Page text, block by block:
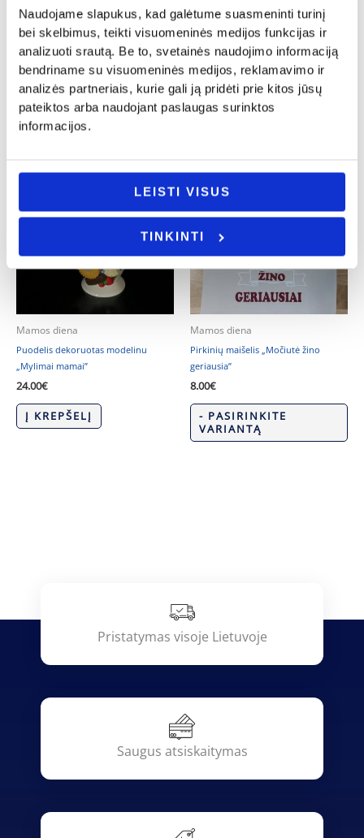
Naudojame slapukus, kad galėtume suasmeninti turinį
bei skelbimus, teikti visuomeninės medijos funkcijas ir
analizuoti srautą. Be to, svetainės naudojimo informaciją
bendriname su visuomeninės medijos, reklamavimo ir
analizės partneriais, kurie gali ją pridėti prie kitos jūsų
pateiktos arba naudojant paslaugas surinktos
informacijos.
LEISTI VISUS
TINKINTI
Šaukšteliai dekoruoti modelinu
„Mamos dienos proga”
9.00€
- PASIRINKITE
VARIANTĄ
Pirkinių maišelis „Mama”
8.00€
- PASIRINKITE
VARIANTĄ
Mamos diena
Puodelis dekoruotas modelinu
„Mylimai mamai”
24.00€
Į KREPŠELĮ
Mamos diena
Pirkinių maišelis „Močiutė žino
geriausia”
8.00€
- PASIRINKITE
VARIANTĄ
Pristatymas visoje Lietuvoje
Saugus atsiskaitymas